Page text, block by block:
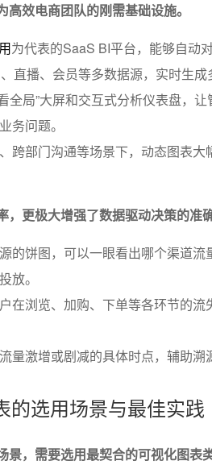
效电商团队的刚需基础设施。
为代表的SaaS BI平台，能够自动
直播、会员等多数据源，实时生成
全局”大屏和交互式分析仪表盘，
务问题。
跨部门沟通等场景下，动态图表
更极大增强了数据驱动决策的准确
的饼图，可以一眼看出哪个渠道
放。
在浏览、加购、下单等各环节的
量激增或剧减的具体时点，辅助溯
的选用场景与最佳实践
景，需要选用最契合的可视化图表